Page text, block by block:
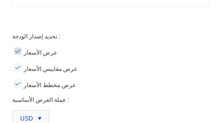
تحديد إصدار الودجة :
عرض الأسعار
عرض مقاييس الأسعار
عرض مخطط الأسعار
عملة العرض الأساسية :
USD